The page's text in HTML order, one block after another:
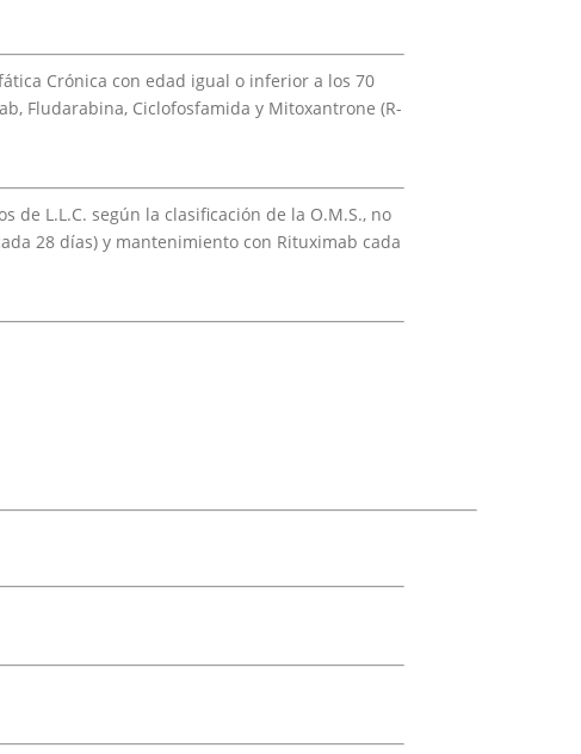
Crónica con edad igual o inferior a los 70
Fludarabina, Ciclofosfamida y Mitoxantrone (R-
de L.L.C. según la clasificación de la O.M.S., no
28 días) y mantenimiento con Rituximab cada